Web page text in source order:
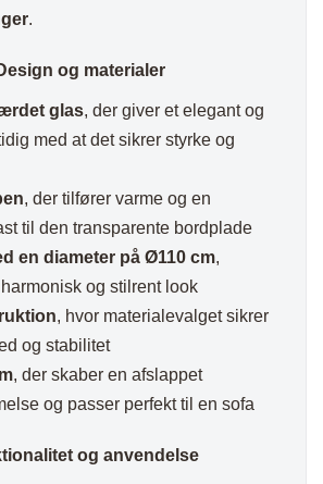
.
og materialer
glas, der giver et elegant og
med at det sikrer styrke og
, der tilfører varme og en
til den transparente bordplade
en diameter på Ø110 cm,
og stilrent look
, hvor materialevalget sikrer
og stabilitet
, der skaber en afslappet
og passer perfekt til en sofa
og anvendelse